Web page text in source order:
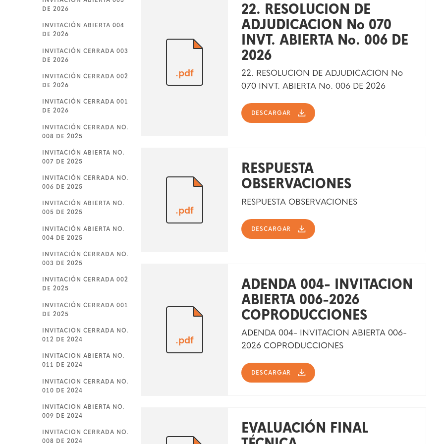
DE 2026
INVITACIÓN ABIERTA 004
DE 2026
INVITACIÓN CERRADA 003
DE 2026
INVITACIÓN CERRADA 002
DE 2026
INVITACIÓN CERRADA 001
DE 2026
INVITACIÓN CERRADA NO.
008 DE 2025
INVITACIÓN ABIERTA NO.
007 DE 2025
INVITACIÓN CERRADA NO.
006 DE 2025
INVITACIÓN ABIERTA NO.
005 DE 2025
INVITACIÓN ABIERTA NO.
004 DE 2025
INVITACIÓN CERRADA NO.
003 DE 2025
INVITACIÓN CERRADA 002
DE 2025
INVITACIÓN CERRADA 001
DE 2025
INVITACION CERRADA NO.
012 DE 2024
INVITACION ABIERTA NO.
011 DE 2024
INVITACION CERRADA NO.
010 DE 2024
INVITACION ABIERTA NO.
009 DE 2024
INVITACION CERRADA NO.
008 DE 2024
.pdf
22. RESOLUCION DE
ADJUDICACION No 070
INVT. ABIERTA No. 006 DE
2026
22. RESOLUCION DE ADJUDICACION No
070 INVT. ABIERTA No. 006 DE 2026
DESCARGAR
.pdf
RESPUESTA
OBSERVACIONES
RESPUESTA OBSERVACIONES
DESCARGAR
.pdf
ADENDA 004- INVITACION
ABIERTA 006-2026
COPRODUCCIONES
ADENDA 004- INVITACION ABIERTA 006-
2026 COPRODUCCIONES
DESCARGAR
EVALUACIÓN FINAL